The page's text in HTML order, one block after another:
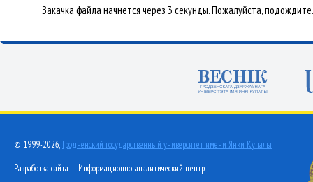
Закачка файла начнется через 3 секунды. Пожалуйста, подождите.
© 1999-2026, Гродненский государственный университет имени Янки Купалы
Разработка сайта — Информационно-аналитический центр